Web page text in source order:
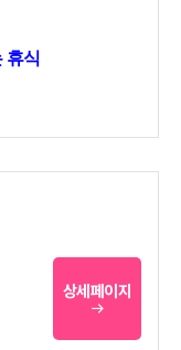
휴식
상세페이지